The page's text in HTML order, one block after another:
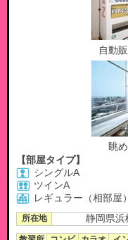
自動
眺
【部屋タイプ】
シングルA
ツインA
レギュラー（相部屋）
所在地 静岡県浜